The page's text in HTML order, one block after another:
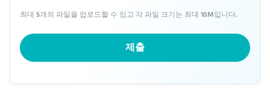
최대 5개의 파일을 업로드할 수 있고 각 파일 크기는 최대 10M입니다.
제출